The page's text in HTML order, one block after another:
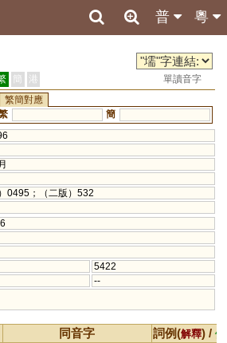
粵
普
簡 港
單讀音字
繁簡對應
簡
）0495；（二版）532
5422
--
同音字 詞例(解釋) /